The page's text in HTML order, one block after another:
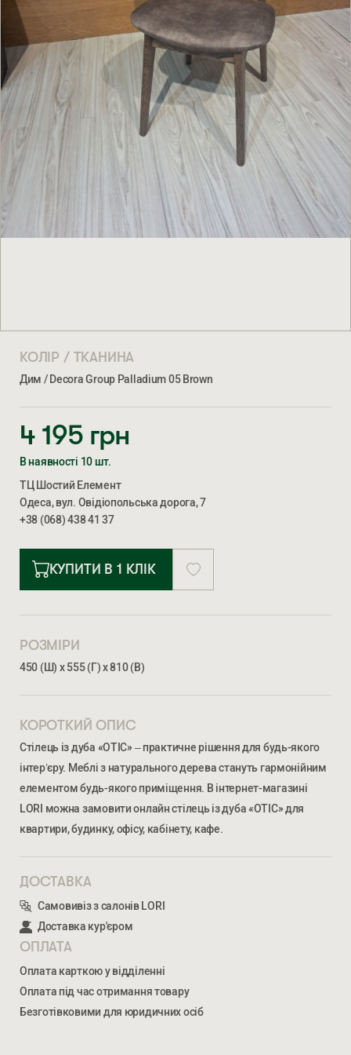
КОЛІР / ТКАНИНА
Дим / Decora Group Palladium 05 Brown
4 195 грн
В наявності 10 шт.
ТЦ Шостий Елемент
Одеса, вул. Овідіопольська дорога, 7
+38 (068) 438 41 37
КУПИТИ В 1 КЛІК
РОЗМІРИ
450 (Ш) х 555 (Г) х 810 (В)
КОРОТКИЙ ОПИС
Стілець із дуба «ОТІС» – практичне рішення для будь-якого
інтер’єру. Меблі з натурального дерева стануть гармонійним
елементом будь-якого приміщення. В інтернет-магазині
LORI можна замовити онлайн стілець із дуба «ОТІС» для
квартири, будинку, офісу, кабінету, кафе.
ДОСТАВКА
Самовивіз з салонів LORI
Доставка кур'єром
ОПЛАТА
Оплата карткою у відділенні
Оплата під час отримання товару
Безготівковими для юридичних осіб
Ми відкриті для співпраці з компаніями, які займаються
облаштуванням житлової та комерційної нерухомості
ОТІС
4 195ГРН